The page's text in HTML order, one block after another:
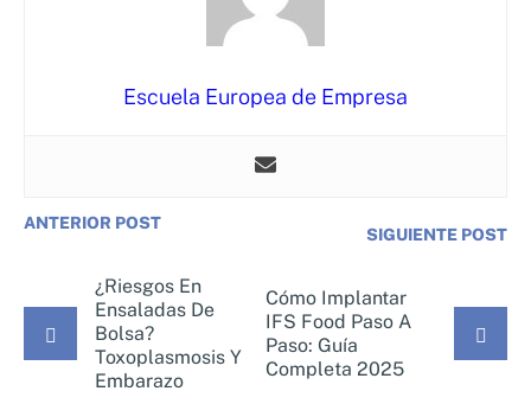
Escuela Europea de Empresa
ANTERIOR POST
¿Riesgos En
Ensaladas De
Bolsa?
Toxoplasmosis Y
Embarazo
SIGUIENTE POST
Cómo Implantar
IFS Food Paso A
Paso: Guía
Completa 2025